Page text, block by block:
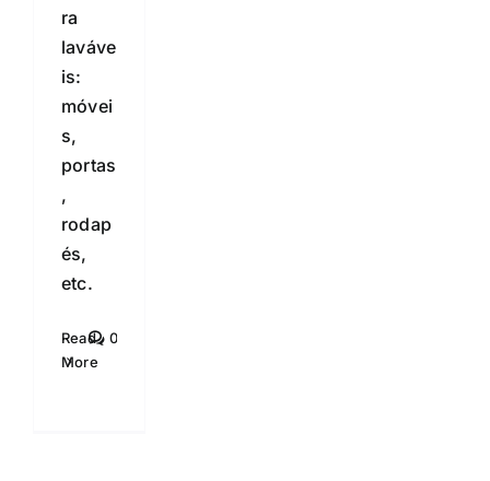
ra
laváve
is:
móvei
s,
portas
,
rodap
és,
etc.
Read
More
0